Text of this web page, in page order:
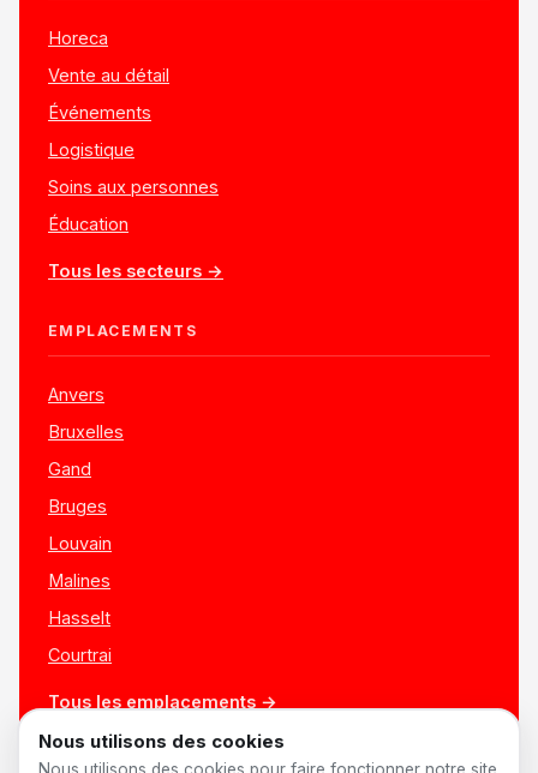
Horeca
Vente au détail
Événements
Logistique
Soins aux personnes
Éducation
Tous les secteurs →
EMPLACEMENTS
Anvers
Bruxelles
Gand
Bruges
Louvain
Malines
Hasselt
Courtrai
Tous les emplacements →
Nous utilisons des cookies
Nous utilisons des cookies pour faire fonctionner notre site